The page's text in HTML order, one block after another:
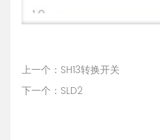
上一个：SH13转换开关
下一个：SLD2